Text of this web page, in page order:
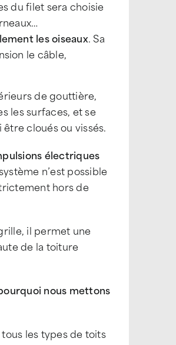
du filet sera choisie
les oiseaux. Sa
le câble,
de gouttière,
les surfaces, et se
cloués ou vissés.
électriques
n’est possible
hors de
il permet une
de la toiture
nous mettons
les types de toits